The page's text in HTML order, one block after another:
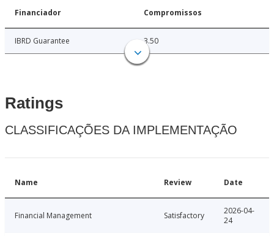
Financiador Compromissos
IBRD Guarantee 3.50
Ratings
CLASSIFICAÇÕES DA IMPLEMENTAÇÃO
Name Review Date
Financial Management Satisfactory
2026-04-
24